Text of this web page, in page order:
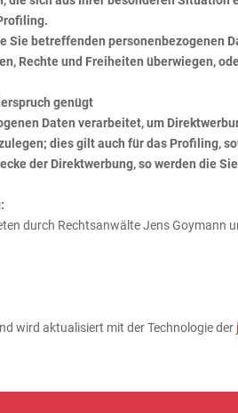
Sie betreffenden personenbezogenen
Rechte und Freiheiten überwiegen,
genügt
Daten verarbeitet, um
dies gilt auch für das Profiling,
der Direktwerbung, so werden die
durch Rechtsanwälte Jens Goymann
wird aktualisiert mit der Technologie der